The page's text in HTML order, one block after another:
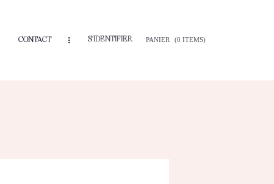
CONTACT S'IDENTIFIER PANIER (0 ITEMS)